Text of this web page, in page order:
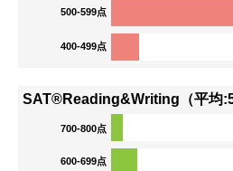
500-599点
400-499点
SAT®Reading&Writing（平均
700-800点
600-699点